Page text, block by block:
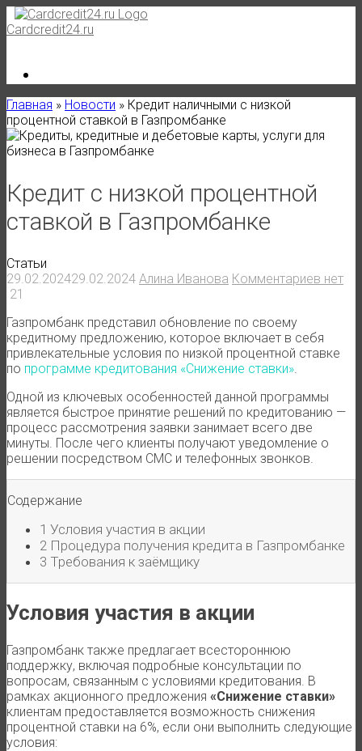
Skip
to
Cardcredit24.ru
Главная » Новости » Кредит наличными с низкой
процентной ставкой в Газпромбанке
Кредит с низкой процентной
ставкой в Газпромбанке
Статьи
29.02.202429.02.2024 Алина Иванова Комментариев нет
21
Газпромбанк представил обновление по своему
кредитному предложению, которое включает в себя
привлекательные условия по низкой процентной ставке
по программе кредитования «Снижение ставки»
Одной из ключевых особенностей данной программы
является быстрое принятие решений по кредитованию —
процесс рассмотрения заявки занимает всего две
минуты. После чего клиенты получают уведомление о
решении посредством СМС и телефонных звонков.
Содержание
1 Условия участия в акции
2 Процедура получения кредита в Газпромбанке
3 Требования к заёмщику
Условия участия в акции
Газпромбанк также предлагает всестороннюю
поддержку, включая подробные консультации по
вопросам, связанным с условиями кредитования. В
рамках акционного предложения «Снижение ставки»
клиентам предоставляется возможность снижения
процентной ставки на 6%, если они выполнить следующие
условия: